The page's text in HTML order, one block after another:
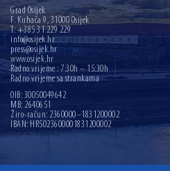
Grad Osijek
F. Kuhača 9, 31000 Osijek
T: +385 31 229 229
info@osijek.hr
press@osijek.hr
www.osijek.hr
Radno vrijeme : 7:30h – 15:30h
Radno vrijeme sa strankama
OIB: 30050049642
MB: 2640651
Žiro-račun: 2360000–1831200002
IBAN: HR5023600001831200002